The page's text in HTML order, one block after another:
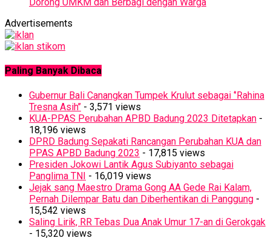
Advertisements
Paling Banyak Dibaca
Gubernur Bali Canangkan Tumpek Krulut sebagai ‘’Rahina
Tresna Asih’’ - 3,571 views
KUA-PPAS Perubahan APBD Badung 2023 Ditetapkan -
18,196 views
DPRD Badung Sepakati Rancangan Perubahan KUA dan
PPAS APBD Badung 2023 - 17,815 views
Presiden Jokowi Lantik Agus Subiyanto sebagai
Panglima TNI - 16,019 views
Jejak sang Maestro Drama Gong AA Gede Rai Kalam,
Pernah Dilempar Batu dan Diberhentikan di Panggung -
15,542 views
Saling Lirik, RR Tebas Dua Anak Umur 17-an di Gerokgak
- 15,320 views